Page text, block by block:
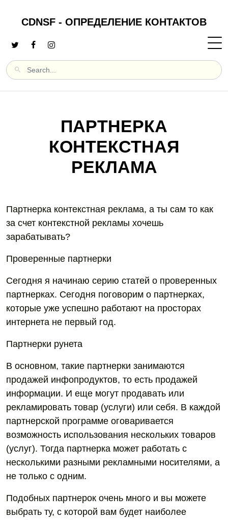
CDNSF - ОПРЕДЕЛЕНИЕ КОНТАКТОВ
ПАРТНЕРКА
КОНТЕКСТНАЯ
РЕКЛАМА
Партнерка контекстная реклама, а ты сам то как
за счет контекстной рекламы хочешь
зарабатывать?
Проверенные партнерки
Сегодня я начинаю серию статей о проверенных
партнерках. Сегодня поговорим о партнерках,
которые уже успешно работают на просторах
интернета не первый год.
Партнерки рунета
В основном, такие партнерки занимаются
продажей инфопродуктов, то есть продажей
информации. И еще могут продавать или
рекламировать товар (услуги) или себя. В каждой
партнерской программе оговаривается
возможность использования нескольких товаров
(услуг). Тогда партнерка может работать с
несколькими разными рекламными носителями, а
не только с одним.
Подобных партнерок очень много и вы можете
выбрать ту, с которой вам будет наиболее